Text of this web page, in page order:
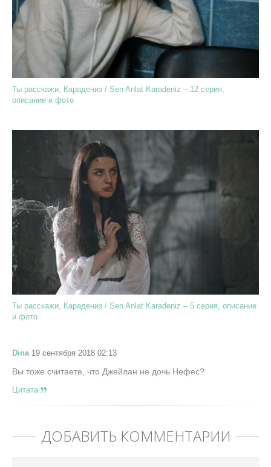
Ты расскажи, Карадениз / Sen Anlat Karadeniz – 12 серия,
описание и фото
Ты расскажи, Карадениз / Sen Anlat Karadeniz – 5 серия, описание
и фото
Dina 19 сентября 2018 02:13
Вы тоже считаете, что Джейлан не дочь Нефес?
Цитата
ДОБАВИТЬ КОММЕНТАРИЙ